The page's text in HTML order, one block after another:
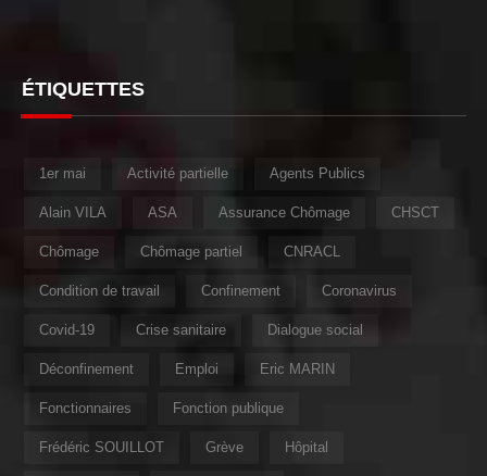
ÉTIQUETTES
1er mai Activité partielle Agents Publics
Alain VILA ASA Assurance Chômage CHSCT
Chômage Chômage partiel CNRACL
Condition de travail Confinement Coronavirus
Covid-19 Crise sanitaire Dialogue social
Déconfinement Emploi Eric MARIN
Fonctionnaires Fonction publique
Frédéric SOUILLOT Grève Hôpital